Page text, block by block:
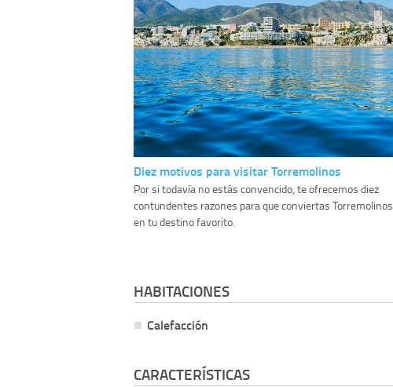
Diez motivos para visitar Torremolinos
Por si todavía no estás convencido, te ofrecemos diez
contundentes razones para que conviertas Torremolinos
en tu destino favorito.
HABITACIONES
Calefacción
CARACTERÍSTICAS